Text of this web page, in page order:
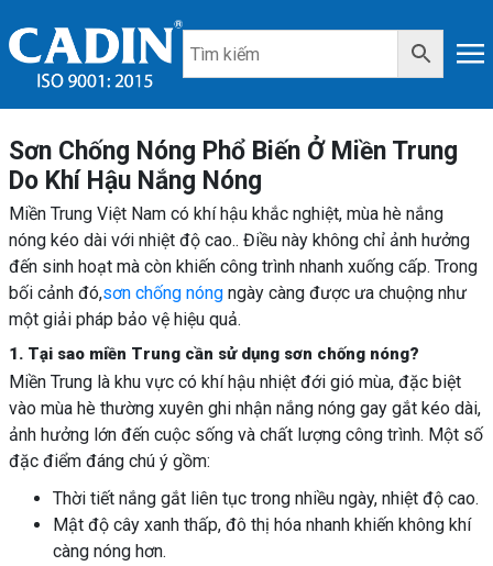
Sơn Chống Nóng Phổ Biến Ở Miền Trung
Do Khí Hậu Nắng Nóng
Miền Trung Việt Nam có khí hậu khắc nghiệt, mùa hè nắng
nóng kéo dài với nhiệt độ cao.. Điều này không chỉ ảnh hưởng
đến sinh hoạt mà còn khiến công trình nhanh xuống cấp. Trong
bối cảnh đó,sơn chống nóng ngày càng được ưa chuộng như
một giải pháp bảo vệ hiệu quả.
1. Tại sao miền Trung cần sử dụng sơn chống nóng?
Miền Trung là khu vực có khí hậu nhiệt đới gió mùa, đặc biệt
vào mùa hè thường xuyên ghi nhận nắng nóng gay gắt kéo dài,
ảnh hưởng lớn đến cuộc sống và chất lượng công trình. Một số
đặc điểm đáng chú ý gồm:
Thời tiết nắng gắt liên tục trong nhiều ngày, nhiệt độ cao.
Mật độ cây xanh thấp, đô thị hóa nhanh khiến không khí
càng nóng hơn.